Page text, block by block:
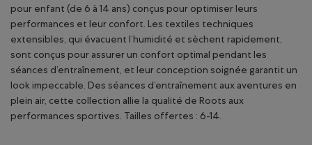
pour enfant (de 6 à 14 ans) conçus pour optimiser leurs
performances et leur confort. Les textiles techniques
extensibles, qui évacuent l’humidité et sèchent rapidement,
sont conçus pour assurer un confort optimal pendant les
séances d’entraînement, et leur conception soignée garantit un
look impeccable. Des séances d’entraînement aux aventures en
plein air, cette collection allie la qualité de Roots aux
performances sportives. Tailles offertes : 6-14.